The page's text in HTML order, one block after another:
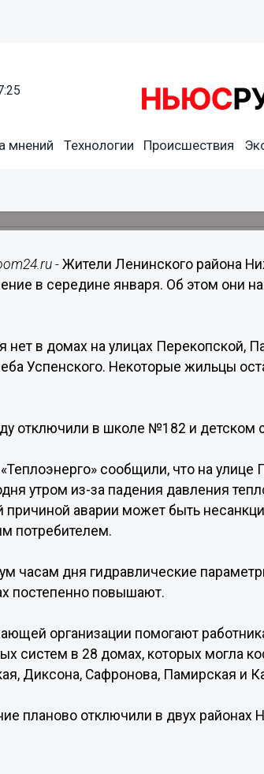
мнений Технологии Происшествия
остались без
-Жители Ленинского района
в середине января. Об этом они
нет в домах на улицах Перекопской,
Успенского. Некоторые жильцы
отключили в школе №182 и детском
сообщили, что на улице
утром из-за падения давления
аварии может быть
потребителем.
часам дня гидравлические
постепенно повышают.
организации помогают
систем в 28 домах, которых могла
Диксона, Сафронова, Памирская и
планово отключили в двух районах